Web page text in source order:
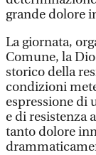
grande dolore
La giornata,
Comune, la
storico della
condizioni
espressione di
e di resistenza
tanto dolore